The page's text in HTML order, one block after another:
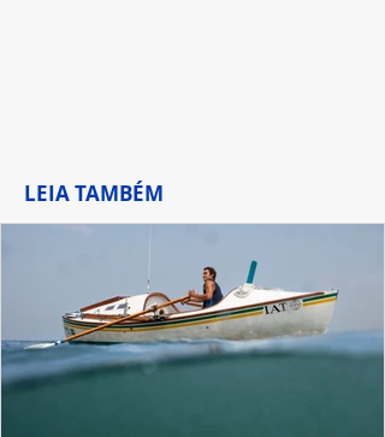
LEIA TAMBÉM